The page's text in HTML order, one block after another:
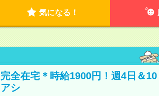
気になる！
完全在宅＊時給1900円！週4日＆
アシ